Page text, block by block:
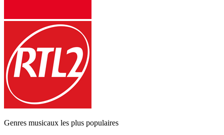
Genres musicaux les plus populaires